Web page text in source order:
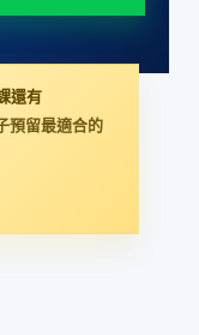
還有
預留最適合的